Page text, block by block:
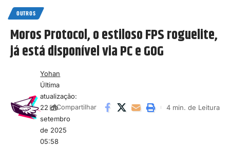
OUTROS
Moros Protocol, o estiloso FPS roguelite,
já está disponível via PC e GOG
Última
atualização:
22 de
setembro
de 2025
05:58
Yohan
Compartilhar 4 min. de Leitura